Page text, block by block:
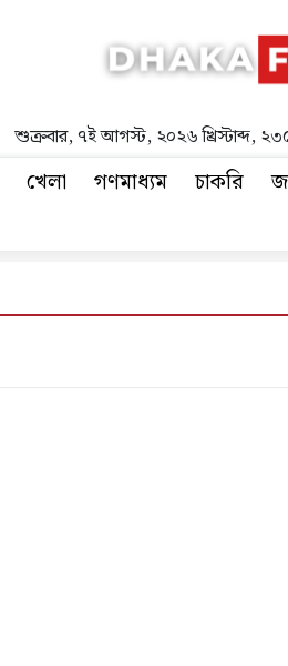
শুক্রবার,৭ই আগস্ট, ২০২৬ খ্রিস্টাব্দ,
খেলা গণমাধ্যম চাকরি